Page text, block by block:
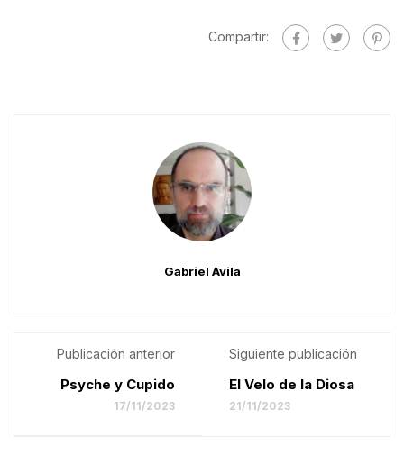
Compartir:
Gabriel Avila
Publicación anterior
Psyche y Cupido
17/11/2023
Siguiente publicación
El Velo de la Diosa
21/11/2023